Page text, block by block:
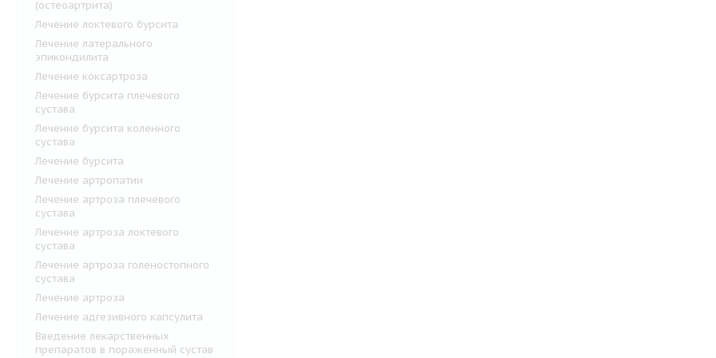
(остеоартрита)
Лечение локтевого бурсита
Лечение латерального
эпикондилита
Лечение коксартроза
Лечение бурсита плечевого
сустава
Лечение бурсита коленного
сустава
Лечение бурсита
Лечение артропатии
Лечение артроза плечевого
сустава
Лечение артроза локтевого
сустава
Лечение артроза голеностопного
сустава
Лечение артроза
Лечение адгезивного капсулита
Введение лекарственных
препаратов в пораженный сустав